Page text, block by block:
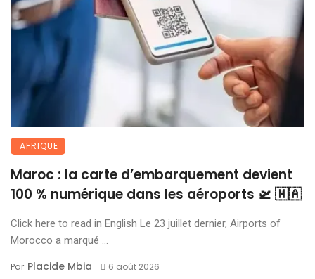
AFRIQUE
Maroc : la carte d’embarquement devient
100 % numérique dans les aéroports 🛫 🇲🇦
Click here to read in English Le 23 juillet dernier, Airports of
Morocco a marqué ...
Par Placide Mbia 6 août 2026